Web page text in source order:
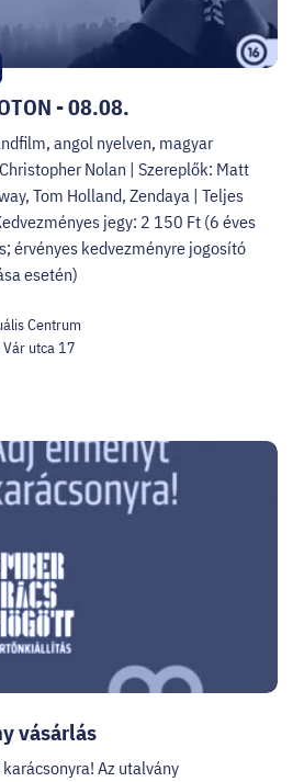
- 08.08.
angol nyelven, magyar
Nolan | Szereplők: Matt
Tom Holland, Zendaya | Teljes
jegy: 2 150 Ft (6 éves
érvényes kedvezményre jogosító
esetén)
Centrum
utca 17
vásárlás
Az utalvány